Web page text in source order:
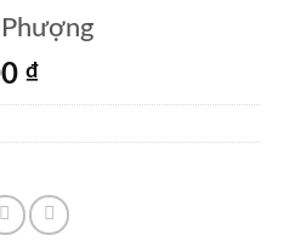
₫.
₫Giá
hiện
400,000 ₫.